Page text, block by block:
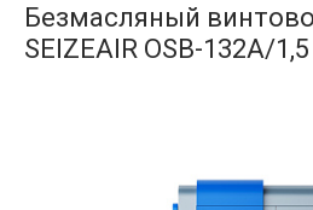
Безмасляный
SEIZEAIR OSB-132A/1,5